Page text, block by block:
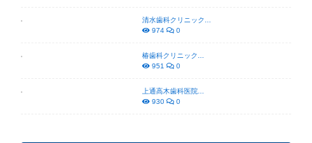
清水歯科クリニック...
974
0
椿歯科クリニック...
951
0
上通高木歯科医院...
930
0